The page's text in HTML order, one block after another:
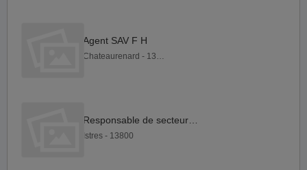
Agent SAV F H
Chateaurenard - 13160
Istres - 13800